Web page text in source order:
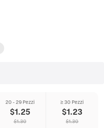
20 - 29 Pezzi
$1.25
$1.30
≥ 30 Pezzi
$1.23
$1.30